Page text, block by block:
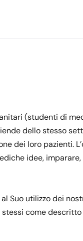
(studenti di
dello stesso
dei loro pazienti.
idee,
Suo utilizzo dei
come